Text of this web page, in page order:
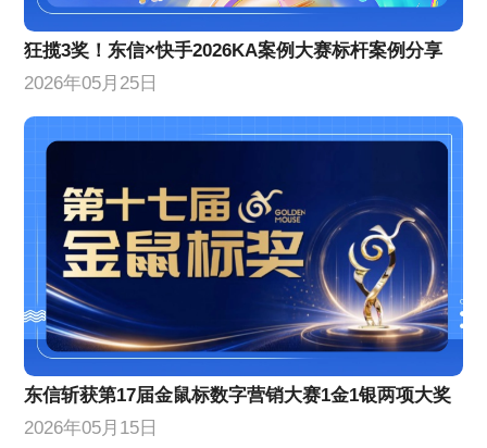
狂揽3奖！东信×快手2026KA案例大赛标杆案例分享
2026年05月25日
东信斩获第17届金鼠标数字营销大赛1金1银两项大奖
2026年05月15日